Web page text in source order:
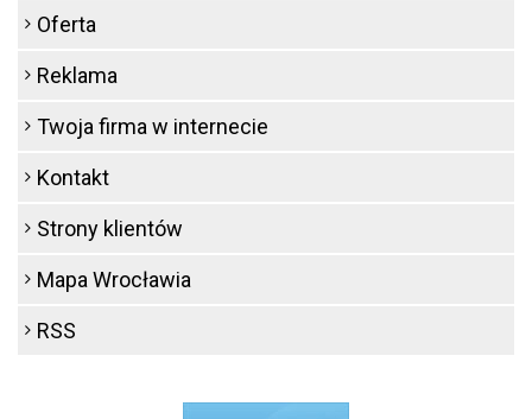
Oferta
Reklama
Twoja firma w internecie
Kontakt
Strony klientów
Mapa Wrocławia
RSS